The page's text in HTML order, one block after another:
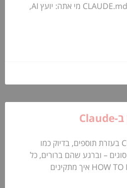
מי אתה, איך אתה עובד. CLAUDE.md מי אתה: יועץ AI,
אפשר לשדרג את Claude בעזרת תוספים, בדיוק כמו
אפליקציות לטלפון. יש 3 סוגים – וברגע שהם ברורים, כל